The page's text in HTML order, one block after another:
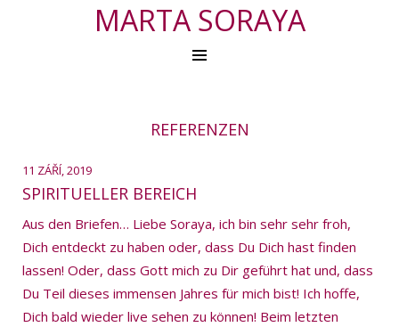
MARTA SORAYA
REFERENZEN
11 ZÁŘÍ, 2019
SPIRITUELLER BEREICH
Aus den Briefen… Liebe Soraya, ich bin sehr sehr froh,
Dich entdeckt zu haben oder, dass Du Dich hast finden
lassen! Oder, dass Gott mich zu Dir geführt hat und, dass
Du Teil dieses immensen Jahres für mich bist! Ich hoffe,
Dich bald wieder live sehen zu können! Beim letzten